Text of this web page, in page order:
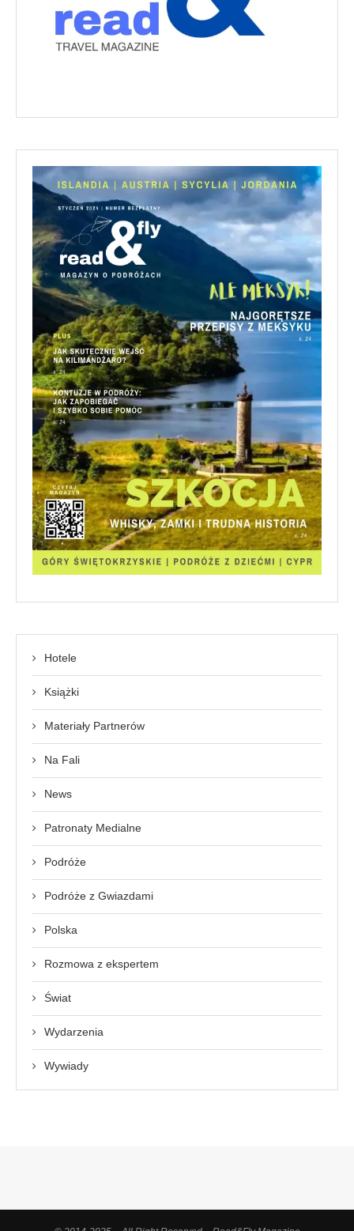
Hotele
Książki
Materiały Partnerów
Na Fali
News
Patronaty Medialne
Podróże
Podróże z Gwiazdami
Polska
Rozmowa z ekspertem
Świat
Wydarzenia
Wywiady